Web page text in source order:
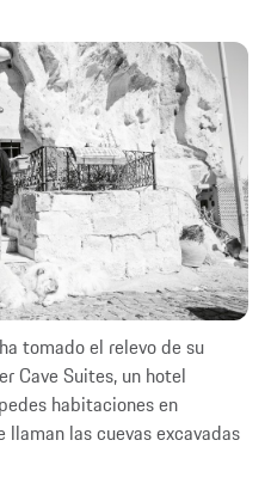
tomado el relevo de su
Cave Suites, un hotel
habitaciones en
llaman las cuevas excavadas